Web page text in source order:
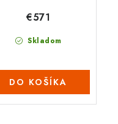
Skladom
€571
DO KOŠÍKA